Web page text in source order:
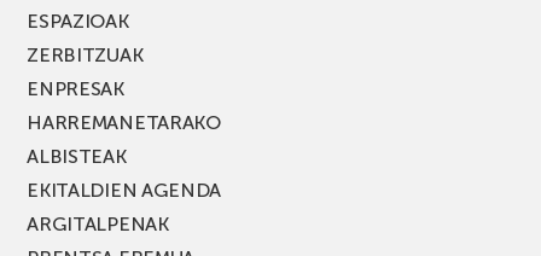
ESPAZIOAK
ZERBITZUAK
ENPRESAK
HARREMANETARAKO
ALBISTEAK
EKITALDIEN AGENDA
ARGITALPENAK